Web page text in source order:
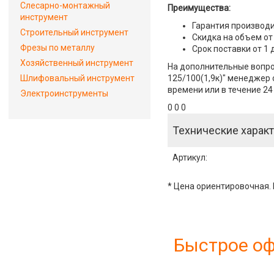
Преимущества:
Гарантия
Скидка на объем от
Срок поставки от 1
На дополнительные
125/100(1,9к)" менеджер
времени или в течение
0 0 0
Технические
Артикул:
* Цена ориентировочная.
Быстрое
Слесарно-монтажный
инструмент
Строительный инструмент
Фрезы по металлу
Хозяйственный инструмент
Шлифовальный инструмент
Электроинструменты